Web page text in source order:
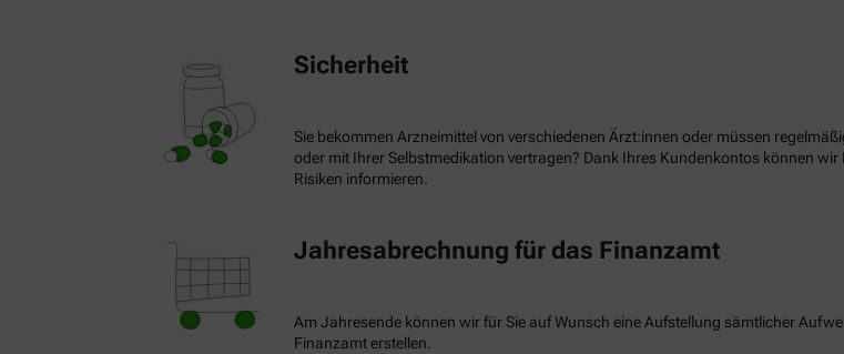
Sicherheit
Sie bekommen Arzneimittel von verschiedenen Ärzt:innen oder müssen
oder mit Ihrer Selbstmedikation vertragen? Dank Ihres Kundenkontos können
Risiken informieren.
Jahresabrechnung für das Finanzamt
Am Jahresende können wir für Sie auf Wunsch eine Aufstellung sämtlicher
Finanzamt erstellen.